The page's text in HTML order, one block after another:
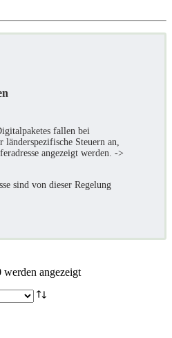
fallen bei
Steuern an,
angezeigt werden. ->
sind von dieser Regelung
angezeigt